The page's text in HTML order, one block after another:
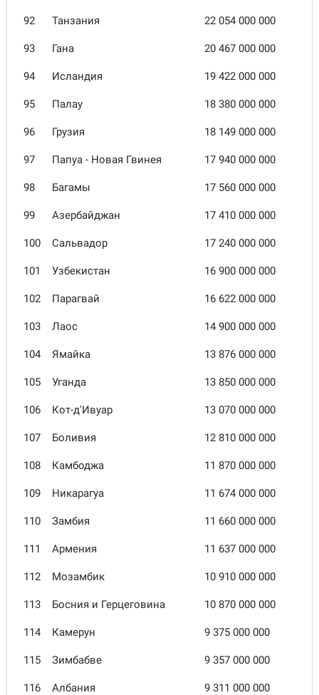
92 Танзания 22 054 000 000
93 Гана 20 467 000 000
94 Исландия 19 422 000 000
95 Палау 18 380 000 000
96 Грузия 18 149 000 000
97 Папуа - Новая Гвинея 17 940 000 000
98 Багамы 17 560 000 000
99 Азербайджан 17 410 000 000
100 Сальвадор 17 240 000 000
101 Узбекистан 16 900 000 000
102 Парагвай 16 622 000 000
103 Лаос 14 900 000 000
104 Ямайка 13 876 000 000
105 Уганда 13 850 000 000
106 Кот-д'Ивуар 13 070 000 000
107 Боливия 12 810 000 000
108 Камбоджа 11 870 000 000
109 Никарагуа 11 674 000 000
110 Замбия 11 660 000 000
111 Армения 11 637 000 000
112 Мозамбик 10 910 000 000
113 Босния и Герцеговина 10 870 000 000
114 Камерун 9 375 000 000
115 Зимбабве 9 357 000 000
116 Албания 9 311 000 000